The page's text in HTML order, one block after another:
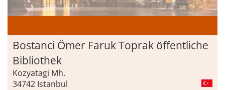
Bostanci Ömer Faruk Toprak öffentliche
Bibliothek
Kozyatagi Mh.
34742 Istanbul